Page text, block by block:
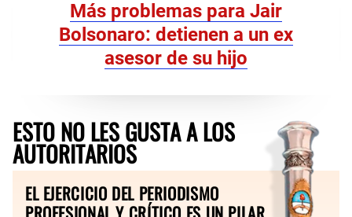
Más problemas para Jair
Bolsonaro: detienen a un ex
asesor de su hijo
ESTO NO LES GUSTA A LOS
AUTORITARIOS
EL EJERCICIO DEL PERIODISMO